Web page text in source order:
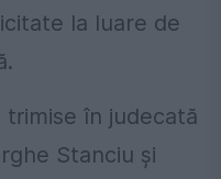
la luare de
în judecată
Stanciu şi